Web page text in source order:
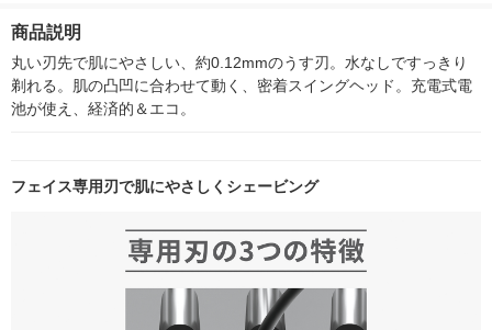
商品説明
丸い刃先で肌にやさしい、約0.12mmのうす刃。水なしですっきり
剃れる。肌の凸凹に合わせて動く、密着スイングヘッド。充電式電
池が使え、経済的＆エコ。
フェイス専用刃で肌にやさしくシェービング